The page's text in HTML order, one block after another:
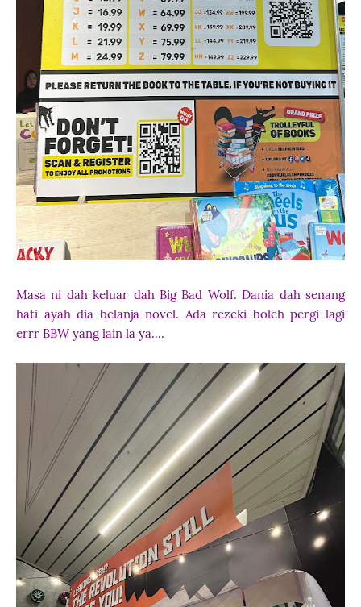
Masa ni dah keluar dah Big Bad Wolf. Dania dah senang
hati ayah dia belanja novel. Ada rezeki boleh pergi lagi
errr BBW yang lain la ya....